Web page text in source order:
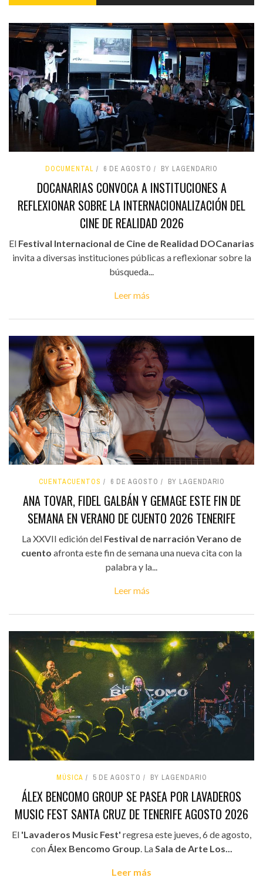
DOCUMENTAL 6 DE AGOSTO BY LAGENDARIO
DOCANARIAS CONVOCA A INSTITUCIONES A
REFLEXIONAR SOBRE LA INTERNACIONALIZACIÓN DEL
CINE DE REALIDAD 2026
El Festival Internacional de Cine de Realidad DOCanarias
invita a diversas instituciones públicas a reflexionar sobre la
búsqueda...
Leer más
CUENTACUENTOS 6 DE AGOSTO BY LAGENDARIO
ANA TOVAR, FIDEL GALBÁN Y GEMAGE ESTE FIN DE
SEMANA EN VERANO DE CUENTO 2026 TENERIFE
La XXVII edición del Festival de narración Verano de
cuento afronta este fin de semana una nueva cita con la
palabra y la...
Leer más
MÚSICA 5 DE AGOSTO BY LAGENDARIO
ÁLEX BENCOMO GROUP SE PASEA POR LAVADEROS
MUSIC FEST SANTA CRUZ DE TENERIFE AGOSTO 2026
El 'Lavaderos Music Fest' regresa este jueves, 6 de agosto,
con Álex Bencomo Group . La Sala de Arte Los...
Leer más